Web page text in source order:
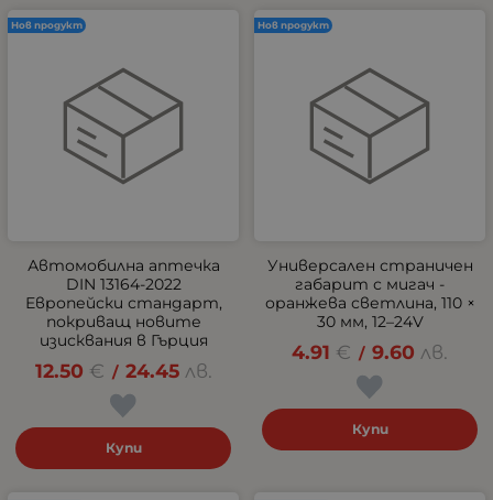
Автомобилна аптечка
DIN 13164-2022
Европейски стандарт,
покриващ новите
изисквания в Гърция
12.50 € / 24.45 лв.
Купи
Нов продукт
Универсален страничен
габарит с мигач -
оранжева светлина, 110 ×
30 мм, 12–24V
4.91 € / 9.60 лв.
Купи
Нов продукт